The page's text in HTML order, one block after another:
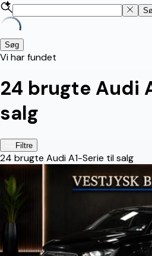
Søg
Vi har fundet
24 brugte Audi
salg
Filtre
24 brugte Audi A1-Serie til salg